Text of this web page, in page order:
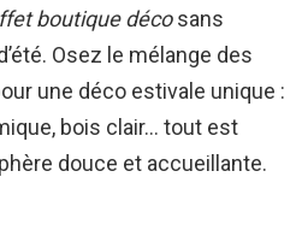
boutique décosans
Osez le mélange des
une déco estivale unique :
bois clair… tout est
douce et accueillante.